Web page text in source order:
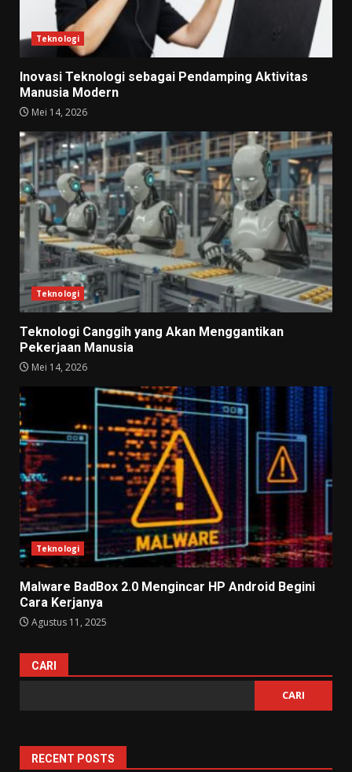
Teknologi
Inovasi Teknologi sebagai Pendamping Aktivitas
Manusia Modern
Mei 14, 2026
Teknologi
Teknologi Canggih yang Akan Menggantikan
Pekerjaan Manusia
Mei 14, 2026
Teknologi
Malware BadBox 2.0 Mengincar HP Android Begini
Cara Kerjanya
Agustus 11, 2025
CARI
CARI
RECENT POSTS